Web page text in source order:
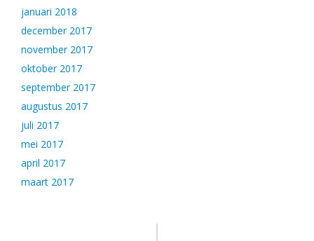
januari 2018
december 2017
november 2017
oktober 2017
september 2017
augustus 2017
juli 2017
mei 2017
april 2017
maart 2017